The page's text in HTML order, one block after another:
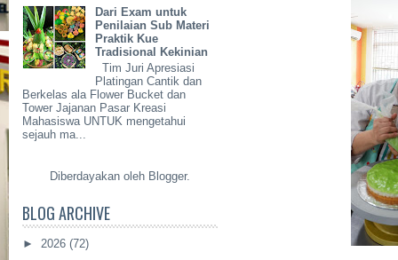
Dari Exam untuk
Penilaian Sub Materi
Praktik Kue
Tradisional Kekinian
Tim Juri Apresiasi
Platingan Cantik dan
Berkelas ala Flower Bucket dan
Tower Jajanan Pasar Kreasi
Mahasiswa UNTUK mengetahui
sejauh ma...
Diberdayakan oleh Blogger.
BLOG ARCHIVE
► 2026 (72)